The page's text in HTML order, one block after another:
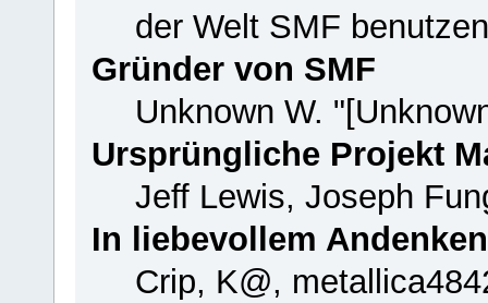
der Welt SMF
Gründer von SMF
Unknown W.
Ursprüngliche Projekt
Jeff Lewis, Joseph
In liebevollem
Crip, K@,